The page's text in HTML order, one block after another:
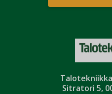
Sitratori 5,